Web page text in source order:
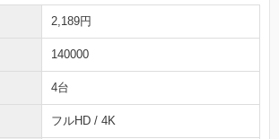
2,189円
140000
4台
フルHD / 4K